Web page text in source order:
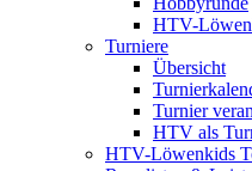
HTV-
Turniere
Übersicht
Turnier
HTV als
HTV-Löwenkids